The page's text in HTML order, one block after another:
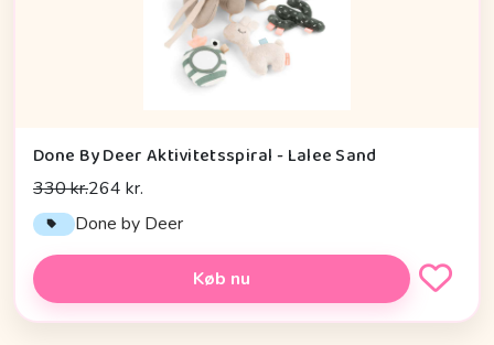
Done By Deer Aktivitetsspiral - Lalee Sand
330 kr.264 kr.
Done by Deer
Køb nu